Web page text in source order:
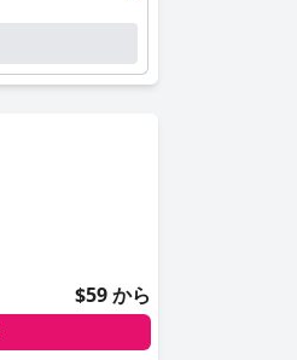
$59 から